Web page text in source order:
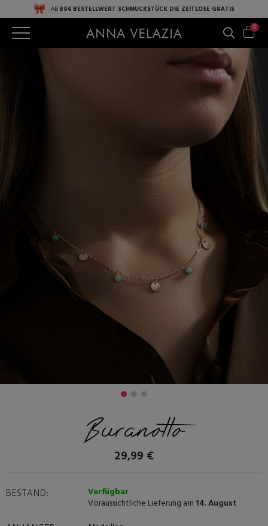
AB89€ BESTELLWERT SCHMUCKSTÜCK DIE ZEITLOSE GRATIS
0
Buranotto
29,99 €
BESTAND:
Verfügbar
Voraussichtliche Lieferung am 14. August